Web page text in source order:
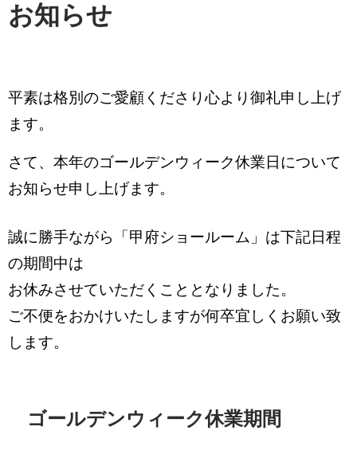
お知らせ
平素は格別のご愛顧くださり心より御礼申し上げ
ます。
さて、本年のゴールデンウィーク休業日について
お知らせ申し上げます。
誠に勝手ながら「甲府ショールーム」は下記日程
の期間中は
お休みさせていただくこととなりました。
ご不便をおかけいたしますが何卒宜しくお願い致
します。
ゴールデンウィーク休業期間